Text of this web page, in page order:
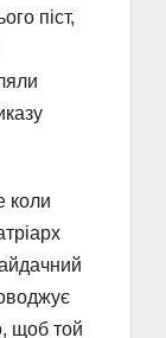
піст,
коли
щоб той